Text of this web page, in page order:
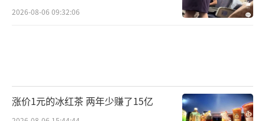
2026-08-06 09:32:06
涨价1元的冰红茶 两年少赚了15亿